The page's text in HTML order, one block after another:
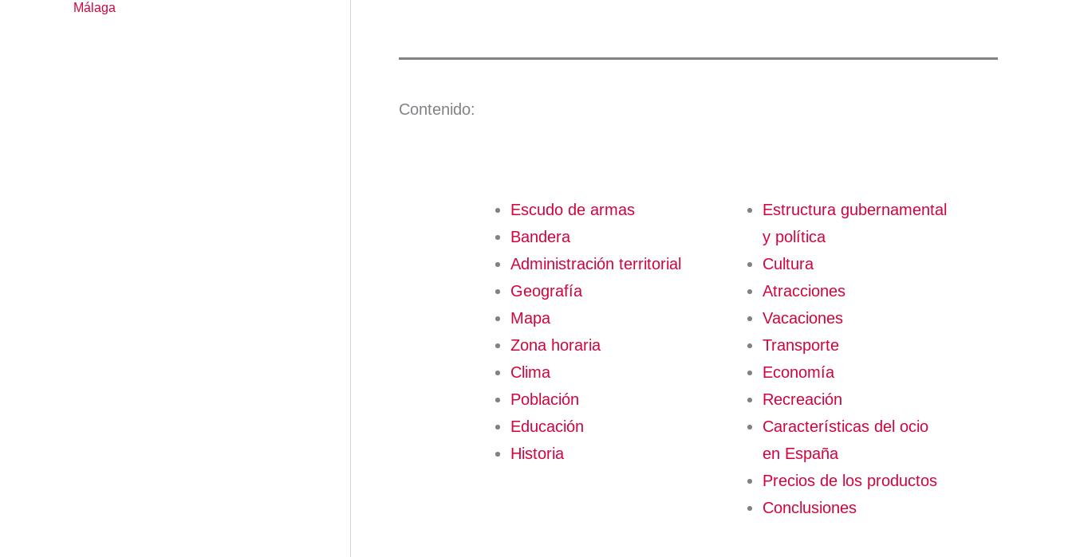
Málaga
Contenido:
Escudo de armas
Bandera
Administración territorial
Geografía
Mapa
Zona horaria
Clima
Población
Educación
Historia
Estructura gubernamental
y política
Cultura
Atracciones
Vacaciones
Transporte
Economía
Recreación
Características del ocio
en España
Precios de los productos
Conclusiones